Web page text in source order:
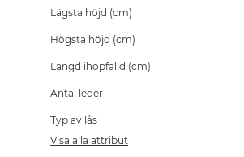
images
Lägsta höjd (cm)
Högsta höjd (cm)
Längd ihopfälld (cm)
Antal leder
Typ av lås
Visa alla attribut